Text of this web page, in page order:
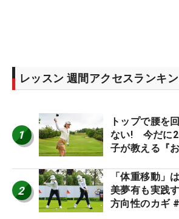
レッスン 週間アクセスランキ
1
トップで腰を
ない! 今だに
子が教える『
2
「体重移動」
美夢有も実践
方向性のカギ